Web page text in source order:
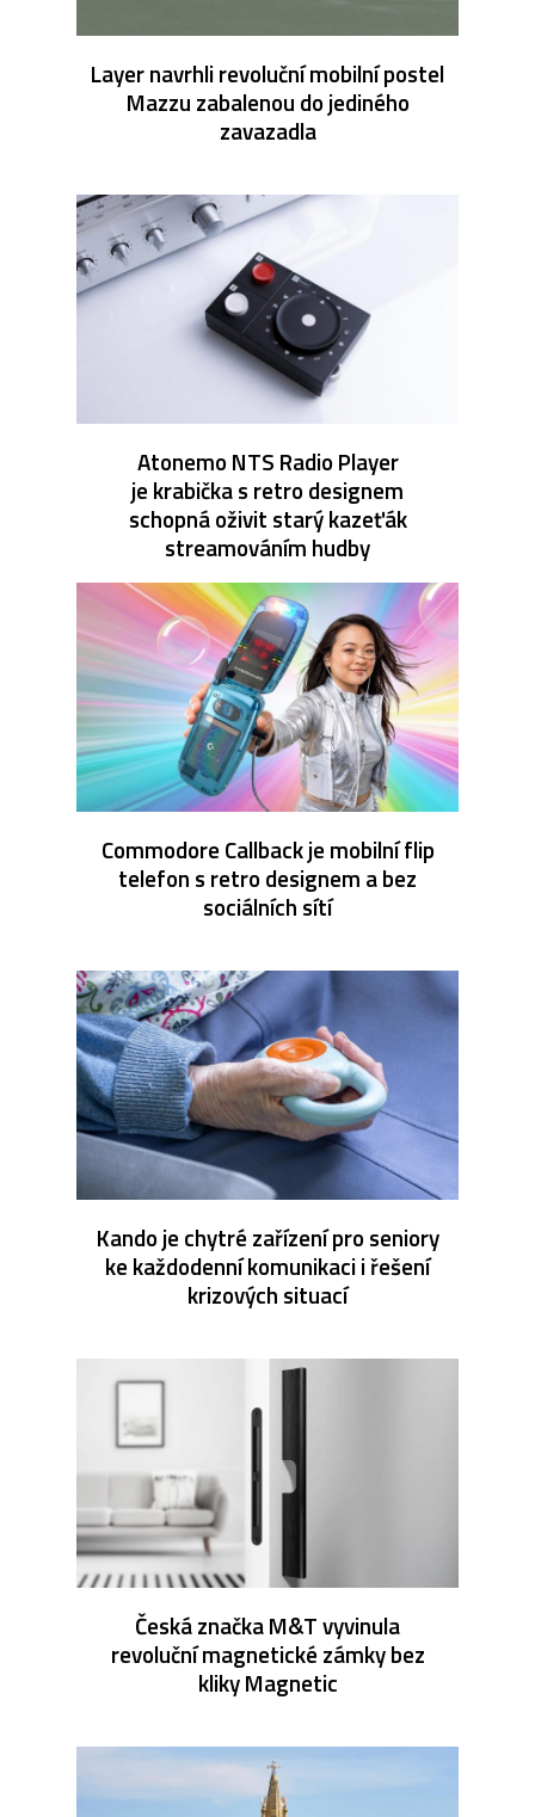
Layer navrhli revoluční mobilní postel
Mazzu zabalenou do jediného
zavazadla
Atonemo NTS Radio Player
je krabička s retro designem
schopná oživit starý kazeťák
streamováním hudby
Commodore Callback je mobilní flip
telefon s retro designem a bez
sociálních sítí
Kando je chytré zařízení pro seniory
ke každodenní komunikaci i řešení
krizových situací
Česká značka M&T vyvinula
revoluční magnetické zámky bez
kliky Magnetic